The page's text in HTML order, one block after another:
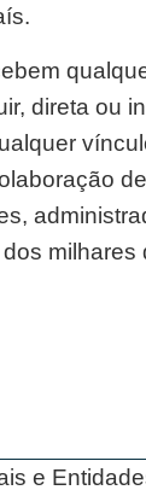
direta ou
milhares
e